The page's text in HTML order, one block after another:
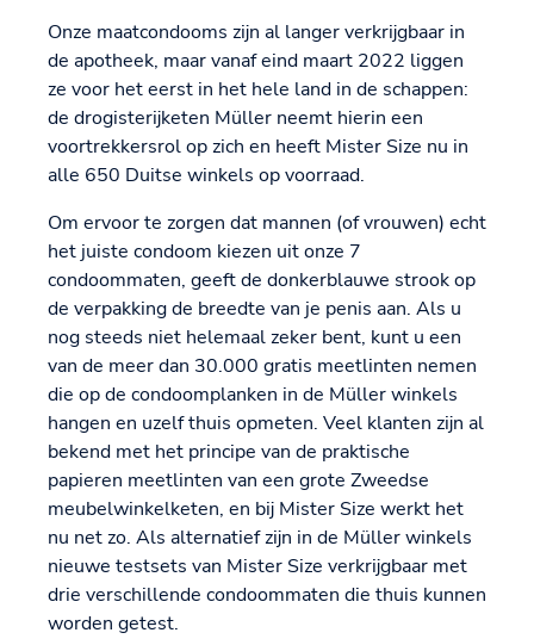
Onze maatcondooms zijn al langer verkrijgbaar in
de apotheek, maar vanaf eind maart 2022 liggen
ze voor het eerst in het hele land in de schappen:
de drogisterijketen Müller neemt hierin een
voortrekkersrol op zich en heeft Mister Size nu in
alle 650 Duitse winkels op voorraad.
Om ervoor te zorgen dat mannen (of vrouwen) echt
het juiste condoom kiezen uit onze 7
condoommaten, geeft de donkerblauwe strook op
de verpakking de breedte van je penis aan. Als u
nog steeds niet helemaal zeker bent, kunt u een
van de meer dan 30.000 gratis meetlinten nemen
die op de condoomplanken in de Müller winkels
hangen en uzelf thuis opmeten. Veel klanten zijn al
bekend met het principe van de praktische
papieren meetlinten van een grote Zweedse
meubelwinkelketen, en bij Mister Size werkt het
nu net zo. Als alternatief zijn in de Müller winkels
nieuwe testsets van Mister Size verkrijgbaar met
drie verschillende condoommaten die thuis kunnen
worden getest.